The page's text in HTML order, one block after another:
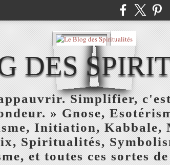
DES
Simplifier,
» Gnose,
Initiation, Kabbale,
Spiritualités,
et toutes ces sortes